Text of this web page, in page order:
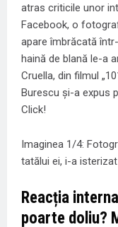
atras criticile unor
Facebook, o
apare îmbrăcată
haină de blană le-a
Cruella, din filmul
Burescu și-a expus
Click!
Imaginea 1/4:
tatălui ei, i-a
Reacția
poarte doliu?